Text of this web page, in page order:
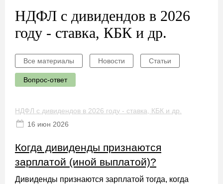
НДФЛ с дивидендов в 2026
году - ставка, КБК и др.
Все материалы Новости Статьи
Вопрос-ответ
НДФЛ с дивидендов в 2026 году - ставка, КБК и др.
16 июн 2026
Когда дивиденды признаются
зарплатой (иной выплатой)?
Дивиденды признаются зарплатой тогда, когда